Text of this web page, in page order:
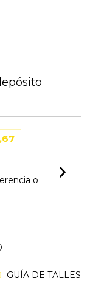
o
GUÍA DE TALLES